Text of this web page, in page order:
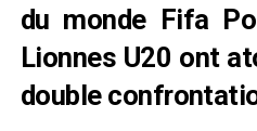
du monde Fifa
Lionnes U20 ont
double